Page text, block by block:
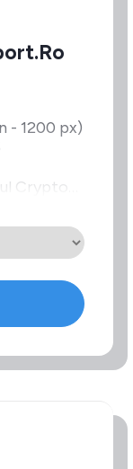
- 1200 px)
Crypto